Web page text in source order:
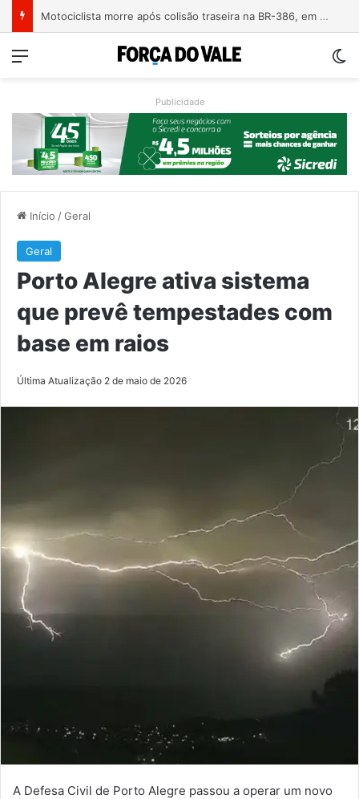
Motociclista morre após colisão traseira na BR-386, em Triunfo
Menu
Publicidade
Início /Geral
Geral
Porto Alegre ativa sistema
que prevê tempestades com
base em raios
Última Atualização 2 de maio de 2026
A Defesa Civil de Porto Alegre passou a operar um novo